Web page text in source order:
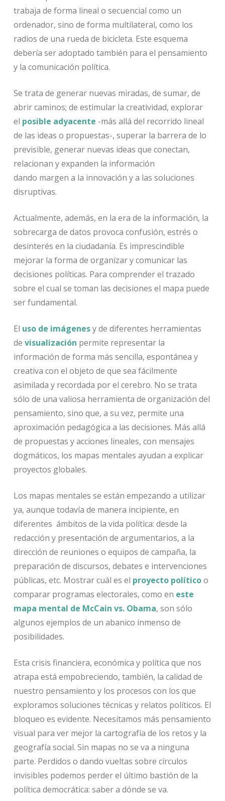
trabaja de forma lineal o secuencial como un
ordenador, sino de forma multilateral, como los
radios de una rueda de bicicleta. Este esquema
debería ser adoptado también para el pensamiento
y la comunicación política.
Se trata de generar nuevas miradas, de sumar, de
abrir caminos; de estimular la creatividad, explorar
el posible adyacente -más allá del recorrido lineal
de las ideas o propuestas-, superar la barrera de lo
previsible, generar nuevas ideas que conectan,
relacionan y expanden la información
dando margen a la innovación y a las soluciones
disruptivas.
Actualmente, además, en la era de la información, la
sobrecarga de datos provoca confusión, estrés o
desinterés en la ciudadanía. Es imprescindible
mejorar la forma de organizar y comunicar las
decisiones políticas. Para comprender el trazado
sobre el cual se toman las decisiones el mapa puede
ser fundamental.
El uso de imágenesy de diferentes herramientas
de visualización permite representar la
información de forma más sencilla, espontánea y
creativa con el objeto de que sea fácilmente
asimilada y recordada por el cerebro. No se trata
sólo de una valiosa herramienta de organización del
pensamiento, sino que, a su vez, permite una
aproximación pedagógica a las decisiones. Más allá
de propuestas y acciones lineales, con mensajes
dogmáticos, los mapas mentales ayudan a explicar
proyectos globales.
Los mapas mentales se están empezando a utilizar
ya, aunque todavía de manera incipiente, en
diferentes ámbitos de la vida política: desde la
redacción y presentación de argumentarios, a la
dirección de reuniones o equipos de campaña, la
preparación de discursos, debates e intervenciones
públicas, etc. Mostrar cuál es el proyecto políticoo
comparar programas electorales, como en este
mapa mental de McCain vs. Obama, son sólo
algunos ejemplos de un abanico inmenso de
posibilidades.
Esta crisis financiera, económica y política que nos
atrapa está empobreciendo, también, la calidad de
nuestro pensamiento y los procesos con los que
exploramos soluciones técnicas y relatos políticos. El
bloqueo es evidente. Necesitamos más pensamiento
visual para ver mejor la cartografía de los retos y la
geografía social. Sin mapas no se va a ninguna
parte. Perdidos o dando vueltas sobre círculos
invisibles podemos perder el último bastión de la
política democrática: saber a dónde se va.